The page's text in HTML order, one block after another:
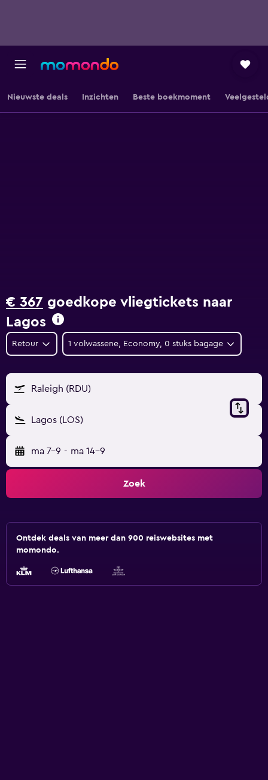
Nieuwste deals Inzichten Beste boekmoment
€ 367 goedkope vliegtickets naar
Lagos
Retour 1 volwassene, Economy, 0 stuks bagage
Raleigh (RDU)
Lagos (LOS)
ma 7-9 - ma 14-9
Zoek
Ontdek deals van meer dan 900 reiswebsites met
momondo.